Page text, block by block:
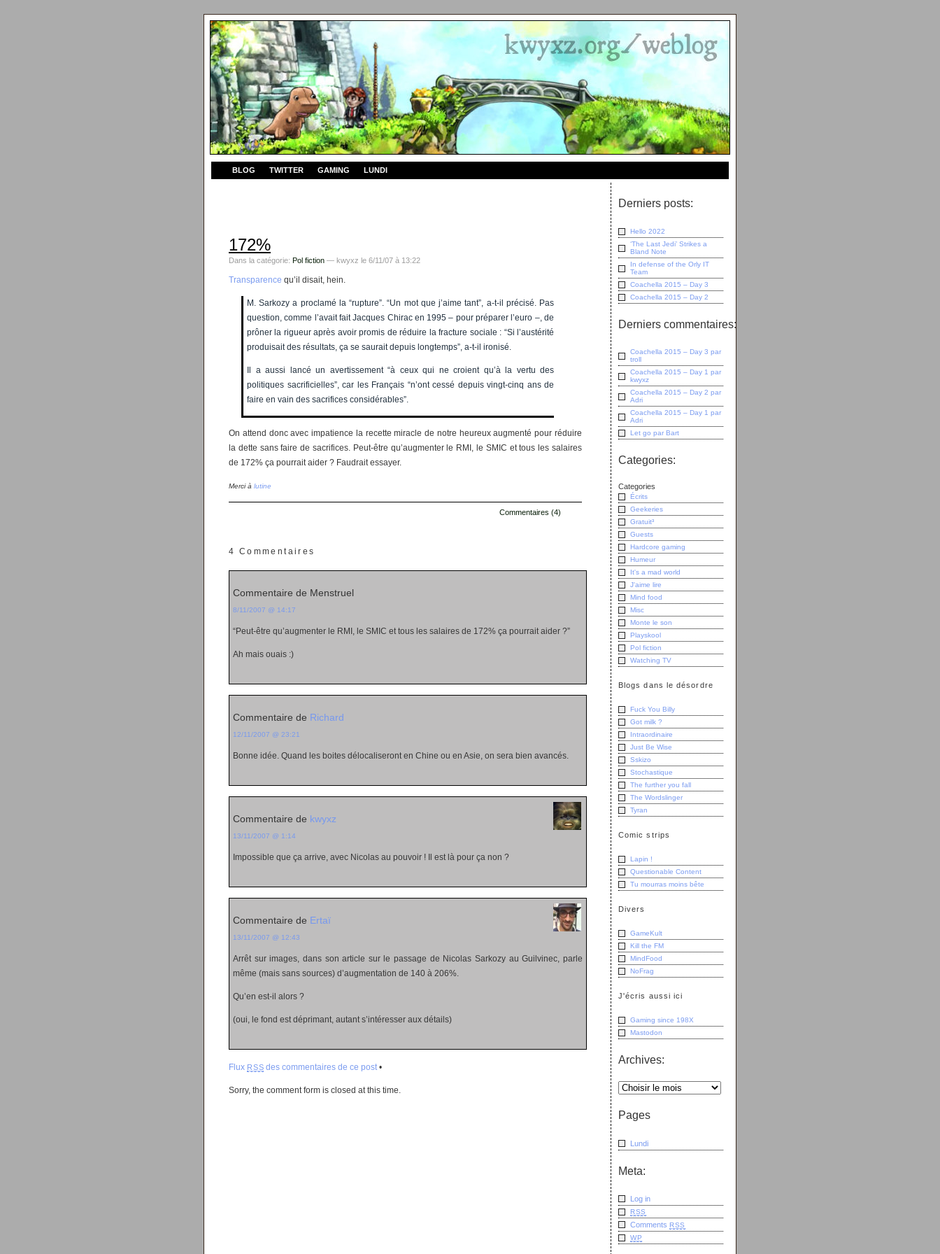
BLOG TWITTER GAMING LUNDI
172%
Dans la catégorie: Pol fiction — kwyxz le 6/11/07 à 13:22
Transparence qu’il disait, hein.
M. Sarkozy a proclamé la “rupture”. “Un mot que j’aime tant”, a-t-il précisé. Pas
question, comme l’avait fait Jacques Chirac en 1995 – pour préparer l’euro –, de
prôner la rigueur après avoir promis de réduire la fracture sociale : “Si l’austérité
produisait des résultats, ça se saurait depuis longtemps”, a-t-il ironisé.
Il a aussi lancé un avertissement “à ceux qui ne croient qu’à la vertu des
politiques sacrificielles”, car les Français “n’ont cessé depuis vingt-cinq ans de
faire en vain des sacrifices considérables”.
On attend donc avec impatience la recette miracle de notre heureux augmenté pour réduire
la dette sans faire de sacrifices. Peut-être qu’augmenter le RMI, le SMIC et tous les salaires
de 172% ça pourrait aider ? Faudrait essayer.
Merci à lutine
Commentaires (4)
4 Commentaires
Commentaire de Menstruel
8/11/2007 @ 14:17
“Peut-être qu’augmenter le RMI, le SMIC et tous les salaires de 172% ça pourrait aider ?”
Ah mais ouais :)
Commentaire de Richard
12/11/2007 @ 23:21
Bonne idée. Quand les boites délocaliseront en Chine ou en Asie, on sera bien avancés.
Commentaire de kwyxz
13/11/2007 @ 1:14
Impossible que ça arrive, avec Nicolas au pouvoir ! Il est là pour ça non ?
Commentaire de Ertaï
13/11/2007 @ 12:43
Arrêt sur images, dans son article sur le passage de Nicolas Sarkozy au Guilvinec, parle
même (mais sans sources) d’augmentation de 140 à 206%.
Qu’en est-il alors ?
(oui, le fond est déprimant, autant s’intéresser aux détails)
Flux RSS des commentaires de ce post•
Sorry, the comment form is closed at this time.
Derniers posts:
Hello 2022
‘The Last Jedi’ Strikes a
Bland Note
In defense of the Orly IT
Team
Coachella 2015 – Day 3
Coachella 2015 – Day 2
Derniers commentaires:
Coachella 2015 – Day 3 par
troll
Coachella 2015 – Day 1 par
kwyxz
Coachella 2015 – Day 2 par
Adri
Coachella 2015 – Day 1 par
Adri
Let go par Bart
Categories:
Categories
Écrits
Geekeries
Gratuit³
Guests
Hardcore gaming
Humeur
It's a mad world
J'aime lire
Mind food
Misc
Monte le son
Playskool
Pol fiction
Watching TV
Blogs dans le désordre
Fuck You Billy
Got milk ?
Intraordinaire
Just Be Wise
Sskizo
Stochastique
The further you fall
The Wordslinger
Tyran
Comic strips
Lapin !
Questionable Content
Tu mourras moins bête
Divers
GameKult
Kill the FM
MindFood
NoFrag
J'écris aussi ici
Gaming since 198X
Mastodon
Archives:
Pages
Lundi
Meta:
Log in
RSS
Comments RSS
WP